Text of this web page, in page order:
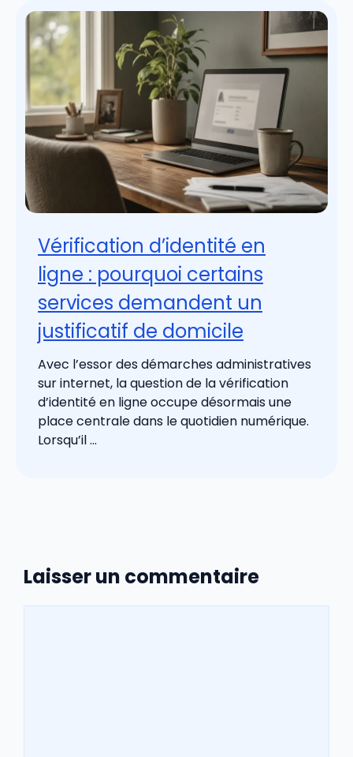
Vérification d’identité en
ligne : pourquoi certains
services demandent un
justificatif de domicile
Avec l’essor des démarches administratives
sur internet, la question de la vérification
d’identité en ligne occupe désormais une
place centrale dans le quotidien numérique.
Lorsqu’il ...
Laisser un commentaire